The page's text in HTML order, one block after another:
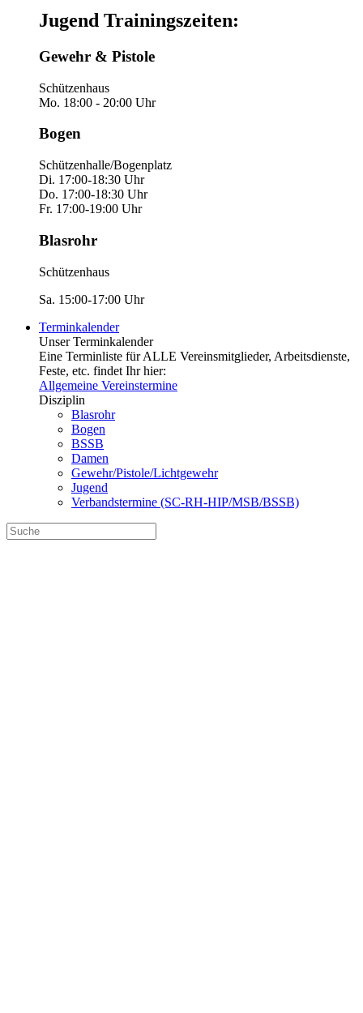
Jugend Trainingszeiten:
Gewehr & Pistole
Schützenhaus
Mo. 18:00 - 20:00 Uhr
Bogen
Schützenhalle/Bogenplatz
Di. 17:00-18:30 Uhr
Do. 17:00-18:30 Uhr
Fr. 17:00-19:00 Uhr
Blasrohr
Schützenhaus
Sa. 15:00-17:00 Uhr
Terminkalender
Unser Terminkalender
Eine Terminliste für ALLE Vereinsmitglieder, Arbeitsdienste,
Feste, etc. findet Ihr hier:
Allgemeine Vereinstermine
Disziplin
Blasrohr
Bogen
BSSB
Damen
Gewehr/Pistole/Lichtgewehr
Jugend
Verbandstermine (SC-RH-HIP/MSB/BSSB)